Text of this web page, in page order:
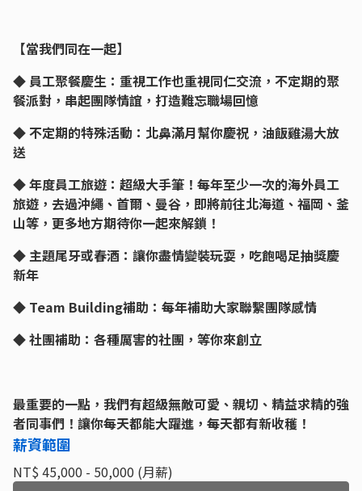
【當我們同在一起】
◆ 員工聚餐慶生：重視工作也重視同仁交流，不定期的聚
餐派對，串起團隊情誼，打造難忘職場回憶
◆ 不定期的特殊活動：北鼻滿月幫你慶祝，油飯雞湯大放
送
◆ 年度員工旅遊：超級大手筆！每年至少一次的海外員工
旅遊，去過沖繩、首爾、曼谷，即將前往北海道、福岡、釜
山等，更多地方期待你一起來解鎖！
◆ 主題尾牙或春酒：讓你盡情變裝玩耍，吃飽喝足抽獎慶
新年
◆ Team Building補助：每年補助大家聯繫團隊感情
◆ 社團補助：各種厲害的社團，等你來創立
最重要的一點，我們有超級無敵可愛、親切、精益求精的強
者同事們！讓你每天都能大躍進，每天都有新收穫！
薪資範圍
NT$ 45,000 - 50,000 (月薪)